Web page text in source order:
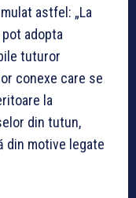
astfel: „La
adopta
tuturor
conexe care se
la
din tutun,
din motive legate